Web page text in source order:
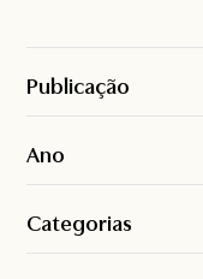
Publicação
Ano
Categorias